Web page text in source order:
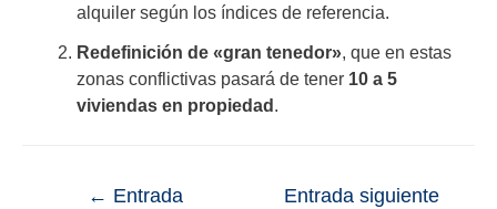
alquiler según los índices de referencia.
Redefinición de «gran tenedor», que en estas
zonas conflictivas pasará de tener 10 a 5
viviendas en propiedad.
← Entrada
Entrada siguiente